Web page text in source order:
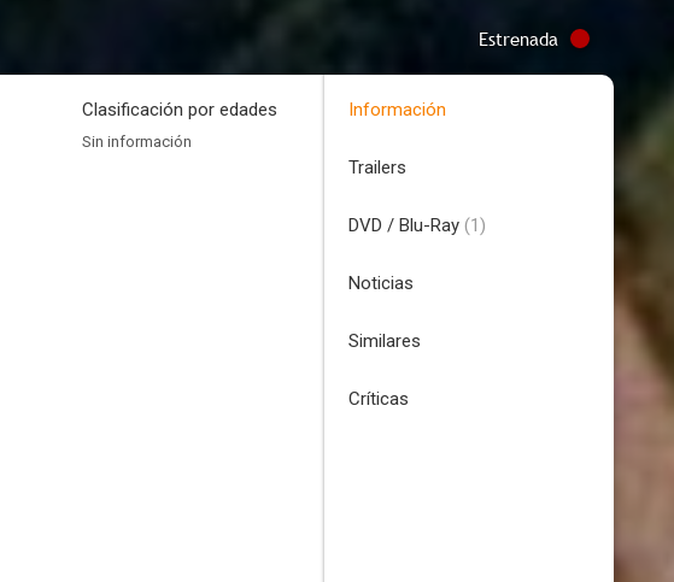
Estrenada
Clasificación por edades
Sin información
Información
Trailers
DVD / Blu-Ray (1)
Noticias
Similares
Críticas